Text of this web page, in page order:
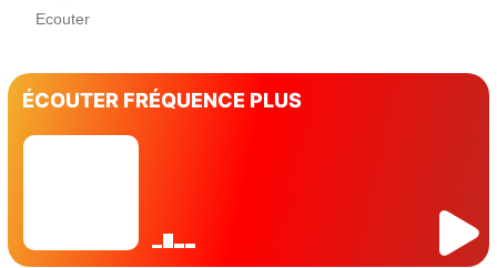
Ecouter
ÉCOUTER FRÉQUENCE PLUS